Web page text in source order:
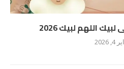
اللهم لبيك 2026
2026